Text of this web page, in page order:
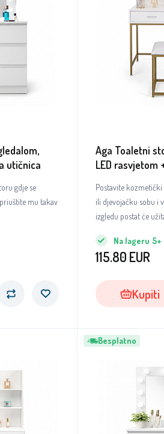
utičnica
gdje se
mu takav
Aga Toaletni
LED rasvjetom
Postavite
ili djevojačku sobu i
izgledu postat će
Na lageru 5+
115.80 EUR
Kupiti
Besplatno